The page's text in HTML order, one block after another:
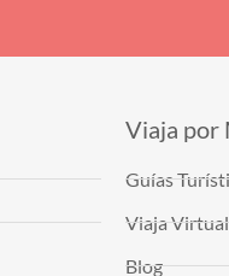
Viaja por
Guías
Viaja
Blog